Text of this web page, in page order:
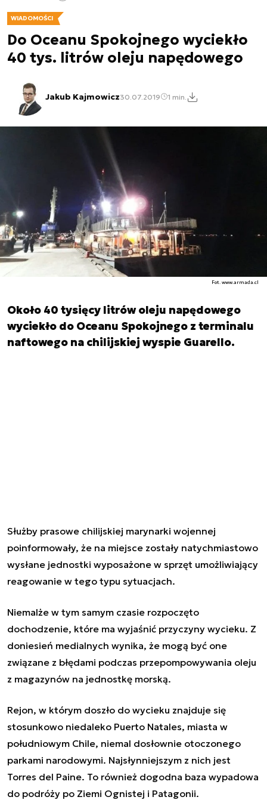
WIADOMOŚCI
Do Oceanu Spokojnego wyciekło
40 tys. litrów oleju napędowego
Jakub Kajmowicz30.07.2019 1 min.
Fot. www.armada.cl
Około 40 tysięcy litrów oleju napędowego
wyciekło do Oceanu Spokojnego z terminalu
naftowego na chilijskiej wyspie Guarello.
Służby prasowe chilijskiej marynarki wojennej
poinformowały, że na miejsce zostały natychmiastowo
wysłane jednostki wyposażone w sprzęt umożliwiający
reagowanie w tego typu sytuacjach.
Niemalże w tym samym czasie rozpoczęto
dochodzenie, które ma wyjaśnić przyczyny wycieku. Z
doniesień medialnych wynika, że mogą być one
związane z błędami podczas przepompowywania oleju
z magazynów na jednostkę morską.
Rejon, w którym doszło do wycieku znajduje się
stosunkowo niedaleko Puerto Natales, miasta w
południowym Chile, niemal dosłownie otoczonego
parkami narodowymi. Najsłynniejszym z nich jest
Torres del Paine. To również dogodna baza wypadowa
do podróży po Ziemi Ognistej i Patagonii.